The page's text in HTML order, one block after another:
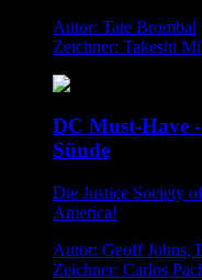
Autor: Tate Brombal
Zeichner: Takeshi
DC Must-Have
Sünde
Die Justice Society
America!
Autor: Geoff Johns,
Zeichner: Carlos